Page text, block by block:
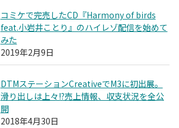
コミケで完売したCD『Harmony of birds
feat.小岩井ことり』のハイレゾ配信を始めて
みた
2019年2月9日
DTMステーションCreativeでM3に初出展。
滑り出しは上々!?売上情報、収支状況を全公
開
2018年4月30日